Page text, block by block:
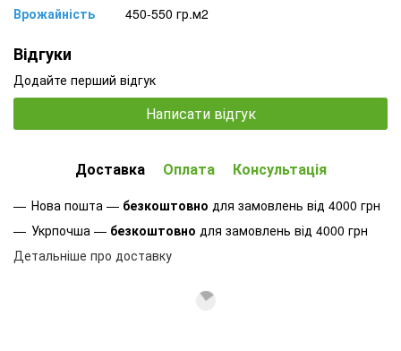
Врожайність
450-550 гр.м2
Відгуки
Додайте перший відгук
Написати відгук
Доставка Оплата Консультація
Нова пошта — безкоштовно для замовлень від 4000 грн
Укрпочша — безкоштовно для замовлень від 4000 грн
Детальніше про доставку